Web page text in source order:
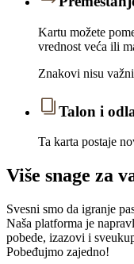
Kartu možete
vrednost veća ili
Znakovi nisu
Talon i
Ta karta postaje
Više snage za
Svesni smo da igranje
Naša platforma je
pobede, izazovi i
Pobeđujmo zajedno!